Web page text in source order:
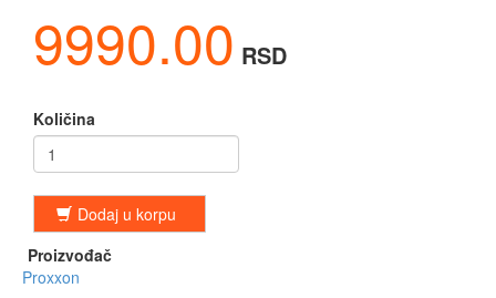
9990.00 RSD
Količina
Dodaj u korpu
Proizvođač
Proxxon